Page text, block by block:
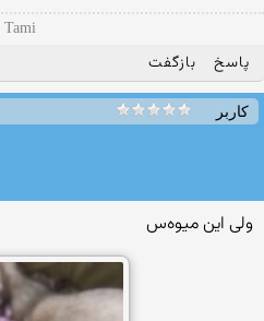
Tami
پاسخ بازگفت
کاربر
ولی این میوه‌س